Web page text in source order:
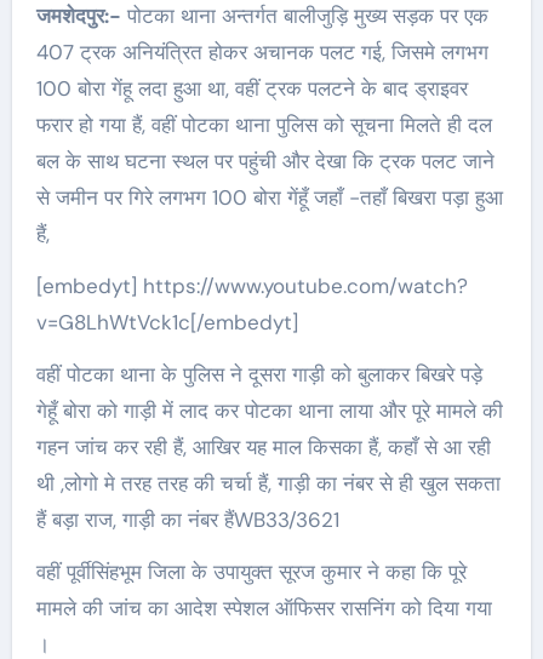
जमशेदपुर:- पोटका थाना अन्तर्गत बालीजुड़ि मुख्य सड़क पर एक
407 ट्रक अनियंत्रित होकर अचानक पलट गई, जिसमे लगभग
100 बोरा गेंहू लदा हुआ था, वहीं ट्रक पलटने के बाद ड्राइवर
फरार हो गया हैं, वहीं पोटका थाना पुलिस को सूचना मिलते ही दल
बल के साथ घटना स्थल पर पहुंची और देखा कि ट्रक पलट जाने
से जमीन पर गिरे लगभग 100 बोरा गेंहूँ जहाँ -तहाँ बिखरा पड़ा हुआ
हैं,
[embedyt] https://www.youtube.com/watch?
v=G8LhWtVck1c[/embedyt]
वहीं पोटका थाना के पुलिस ने दूसरा गाड़ी को बुलाकर बिखरे पड़े
गेहूँ बोरा को गाड़ी में लाद कर पोटका थाना लाया और पूरे मामले की
गहन जांच कर रही हैं, आखिर यह माल किसका हैं, कहाँ से आ रही
थी ,लोगो मे तरह तरह की चर्चा हैं, गाड़ी का नंबर से ही खुल सकता
हैं बड़ा राज, गाड़ी का नंबर हैंWB33/3621
वहीं पूर्वीसिंहभूम जिला के उपायुक्त सूरज कुमार ने कहा कि पूरे
मामले की जांच का आदेश स्पेशल ऑफिसर रासनिंग को दिया गया
।